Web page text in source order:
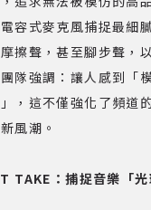
容式麥克風捕捉最細
擦聲，甚至腳步聲，
隊強調：讓人感到「
，這不僅強化了頻道
風潮。
TAKE：捕捉音樂「